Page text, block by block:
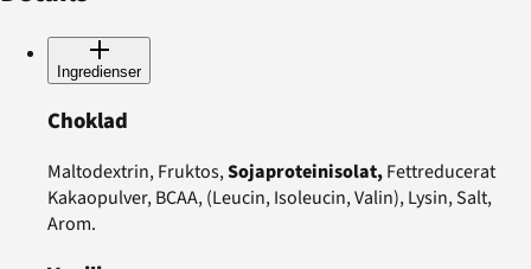
Ingredienser
Choklad
Maltodextrin, Fruktos,Sojaproteinisolat,Fettreducerat
Kakaopulver, BCAA, (Leucin, Isoleucin, Valin), Lysin, Salt,
Arom.